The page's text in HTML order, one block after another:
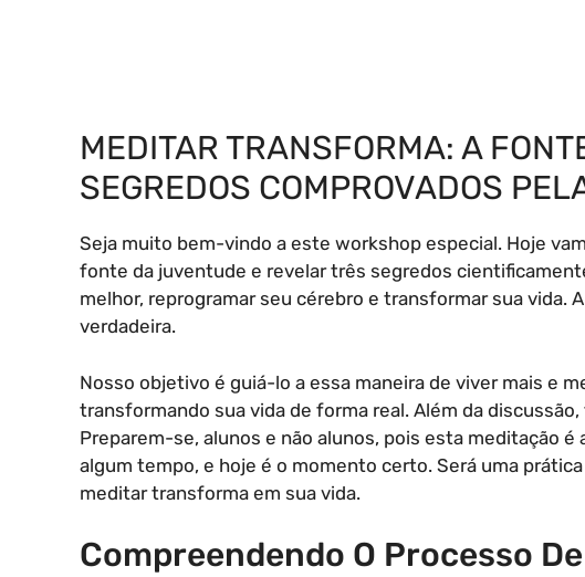
MEDITAR TRANSFORMA: A
SEGREDOS COMPROVADOS
Seja muito bem-vindo a este workshop especial. Hoje
fonte da juventude e revelar três segredos
melhor, reprogramar seu cérebro e transformar sua vida.
verdadeira.
Nosso objetivo é guiá-lo a essa maneira de viver mais e
transformando sua vida de forma real. Além da
Preparem-se, alunos e não alunos, pois esta meditação
algum tempo, e hoje é o momento certo. Será uma
meditar transforma em sua vida.
Compreendendo O Processo